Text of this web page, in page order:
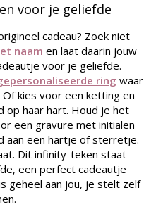
voor je geliefde
cadeau? Zoek niet
naam en laat daarin jouw
voor je geliefde.
ring waar
kies voor een ketting en
op haar hart. Houd je het
een gravure met initialen
aan een hartje of sterretje.
Dit infinity-teken staat
een perfect cadeautje
geheel aan jou, je stelt zelf